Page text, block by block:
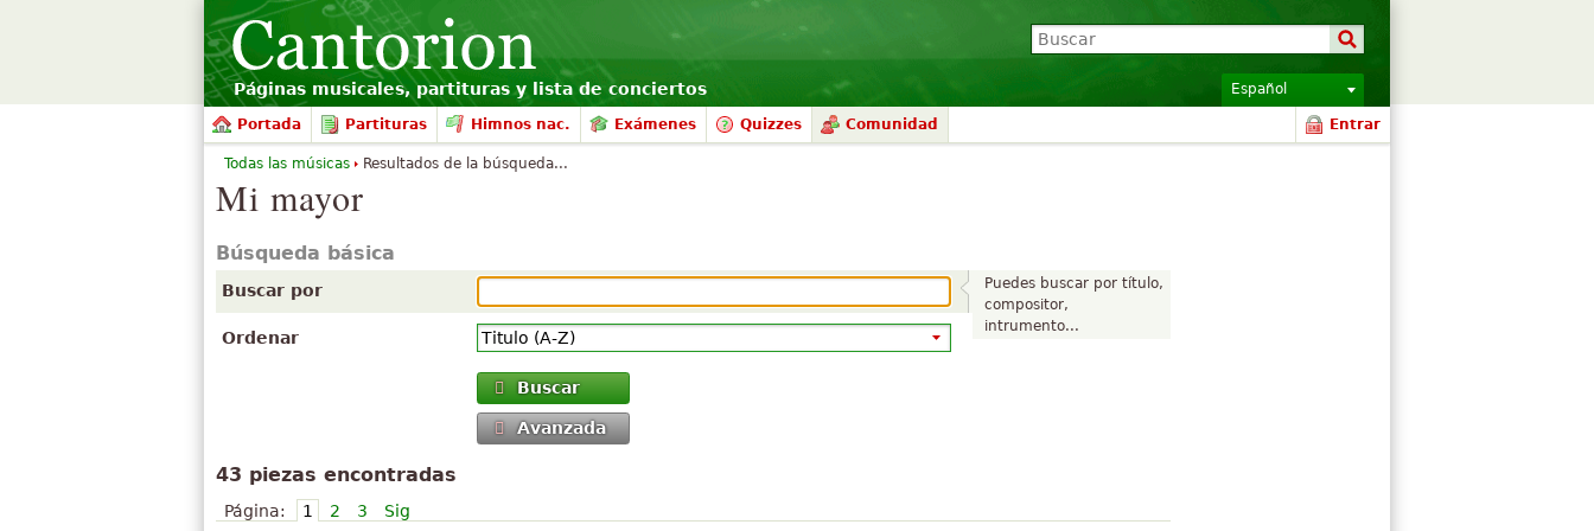
Páginas musicales, partituras y lista de conciertos Español
Portada Partituras Himnos nac. Exámenes Quizzes Comunidad Entrar
Mi mayor
Búsqueda básica
Puedes buscar por título,
compositor,
intrumento...
Buscar por
Ordenar
Buscar
Avanzada
43 piezas encontradas
Página: 1 2 3 Sig
Todas las músicas Resultados de la búsqueda...